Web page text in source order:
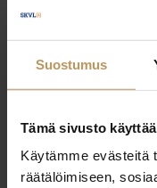
Suostumus
Tämä sivusto
Käytämme evästeitä
räätälöimiseen,